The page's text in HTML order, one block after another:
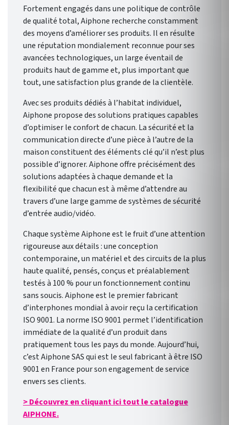
Fortement engagés dans une politique de contrôle
de qualité total, Aiphone recherche constamment
des moyens d’améliorer ses produits. Il en résulte
une réputation mondialement reconnue pour ses
avancées technologiques, un large éventail de
produits haut de gamme et, plus important que
tout, une satisfaction plus grande de la clientèle.
Avec ses produits dédiés à l’habitat individuel,
Aiphone propose des solutions pratiques capables
d’optimiser le confort de chacun. La sécurité et la
communication directe d’une pièce à l’autre de la
maison constituent des éléments clé qu’il n’est plus
possible d’ignorer. Aiphone offre précisément des
solutions adaptées à chaque demande et la
flexibilité que chacun est à même d’attendre au
travers d’une large gamme de systèmes de sécurité
d’entrée audio/vidéo.
Chaque système Aiphone est le fruit d’une attention
rigoureuse aux détails : une conception
contemporaine, un matériel et des circuits de la plus
haute qualité, pensés, conçus et préalablement
testés à 100 % pour un fonctionnement continu
sans soucis. Aiphone est le premier fabricant
d’interphones mondial à avoir reçu la certification
ISO 9001. La norme ISO 9001 permet l’identification
immédiate de la qualité d’un produit dans
pratiquement tous les pays du monde. Aujourd’hui,
c’est Aiphone SAS qui est le seul fabricant à être ISO
9001 en France pour son engagement de service
envers ses clients.
> Découvrez en cliquant ici tout le catalogue
AIPHONE.